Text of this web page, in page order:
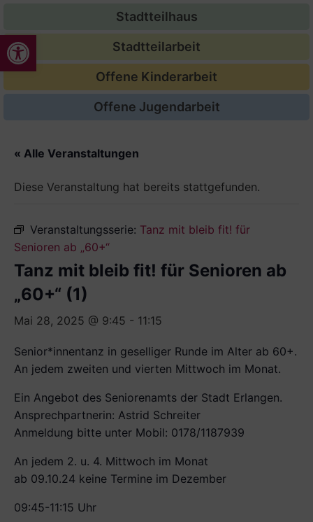
Werkzeugleiste öffnen
Stadtteilhaus
Stadtteilarbeit
Offene Kinderarbeit
Offene Jugendarbeit
« Alle Veranstaltungen
Diese Veranstaltung hat bereits stattgefunden.
Veranstaltungsserie: Tanz mit bleib fit! für
Senioren ab „60+“
Tanz mit bleib fit! für Senioren ab
„60+“ (1)
Mai 28, 2025 @ 9:45 - 11:15
Senior*innentanz in geselliger Runde im Alter ab 60+.
An jedem zweiten und vierten Mittwoch im Monat.
Ein Angebot des Seniorenamts der Stadt Erlangen.
Ansprechpartnerin: Astrid Schreiter
Anmeldung bitte unter Mobil: 0178/1187939
An jedem 2. u. 4. Mittwoch im Monat
ab 09.10.24 keine Termine im Dezember
09:45-11:15 Uhr